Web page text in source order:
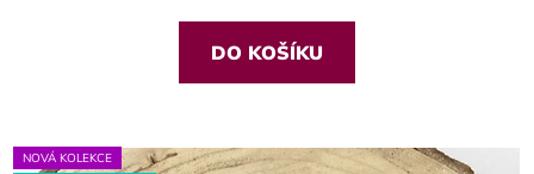
5,0
z
5
DO KOŠÍKU
NOVÁ KOLEKCE